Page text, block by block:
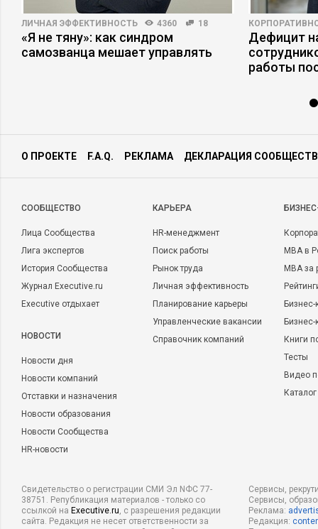
ЛИЧНАЯ ЭФФЕКТИВНОСТЬ 4360 18
«Я не тяну»: как синдром
самозванца мешает управлять
Дефицит
работы
О ПРОЕКТЕ F.A.Q. РЕКЛАМА ДЕКЛАРАЦИЯ
CООБЩЕСТВО
Лица Сообщества
Лига экспертов
История Сообщества
Журнал Executive.ru
Executive отдыхает
НОВОСТИ
Новости дня
Новости компаний
Отставки и назначения
Новости образования
Новости Сообщества
HR-новости
КАРЬЕРА
HR-менеджмент
Поиск работы
Рынок труда
Личная эффективность
Планирование карьеры
Управленческие вакансии
Справочник компаний
MBA в
MBA
Бизнес-
Книги
Тесты
Видео
Свидетельство о регистрации СМИ Эл NФС 77-
38751. Републикация материалов - только со
ссылкой на Executive.ru, с разрешения редакции
сайта. Редакция не несет ответственности за
Сервисы,
Сервисы,
Реклама:
Редакция: